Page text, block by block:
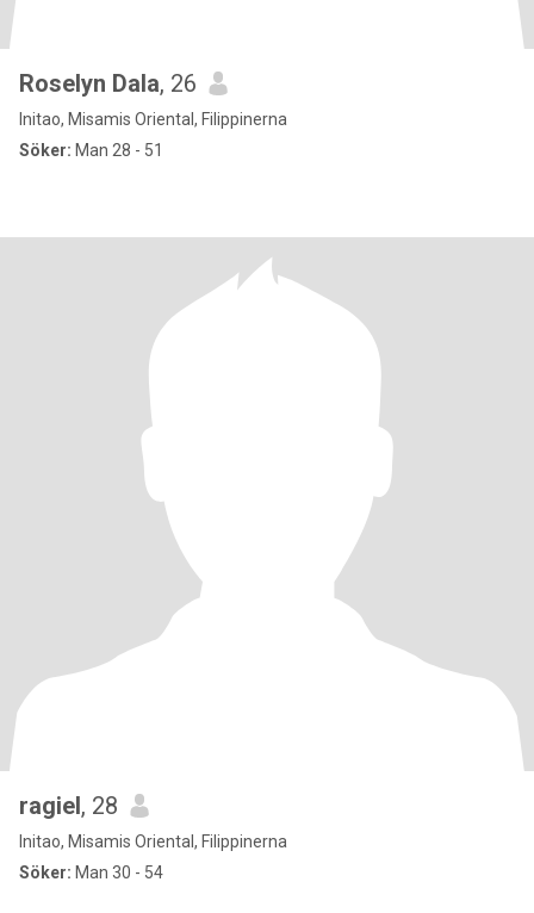
Roselyn Dala, 26
Initao, Misamis Oriental, Filippinerna
Söker: Man 28 - 51
ragiel, 28
Initao, Misamis Oriental, Filippinerna
Söker: Man 30 - 54